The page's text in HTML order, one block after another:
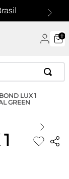
LUX 1
GREEN